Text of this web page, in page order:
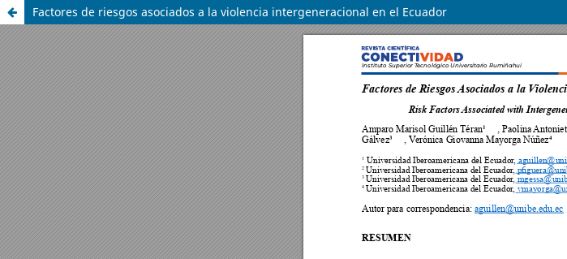
Factores de riesgos asociados a la violencia intergeneracional en el Ecuador